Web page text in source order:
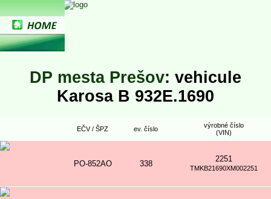
DP mesta Prešov: vehicule
Karosa B 932E.1690
EČV / ŠPZ ev. číslo
výrobné číslo
(VIN)
PO-852AO 338
2251
TMKB21690XM002251